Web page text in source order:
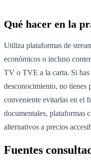
Qué hacer en la
Utiliza plataformas de
económicos o incluso
TV o TVE a la carta. Si has
desconocimiento, no tienes
conveniente evitarlas en el
documentales, plataformas
alternativos a precios
Fuentes